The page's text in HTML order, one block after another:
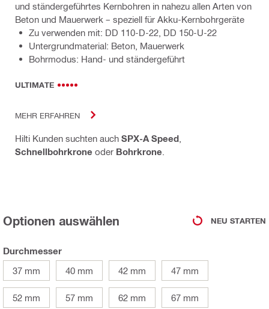
und ständergeführtes Kernbohren in nahezu allen Arten von
Beton und Mauerwerk – speziell für Akku-Kernbohrgeräte
Zu verwenden mit: DD 110-D-22, DD 150-U-22
Untergrundmaterial: Beton, Mauerwerk
Bohrmodus: Hand- und ständergeführt
ULTIMATE
MEHR ERFAHREN
Hilti Kunden suchten auch SPX-A Speed
Schnellbohrkrone oder Bohrkrone
Optionen auswählen NEU STARTEN
Durchmesser
37 mm
40 mm 42 mm 47 mm
52 mm 57 mm 62 mm 67 mm